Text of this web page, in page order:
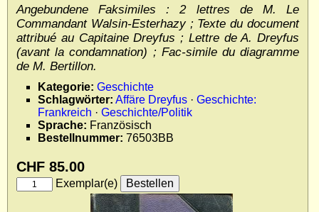
Wir über uns
Newsletter kostenlos abonnieren
Sammlersoftware
Links
Impressum
Datenschutz
Angebundene Faksimiles : 2 lettres de M. Le
Commandant Walsin-Esterhazy ; Texte du document
attribué au Capitaine Dreyfus ; Lettre de A. Dreyfus
(avant la condamnation) ; Fac-simile du diagramme
de M. Bertillon.
Kategorie: Geschichte
Schlagwörter: Affäre Dreyfus · Geschichte:
Frankreich · Geschichte/Politik
Sprache: Französisch
Bestellnummer: 76503BB
CHF 85.00
Exemplar(e)